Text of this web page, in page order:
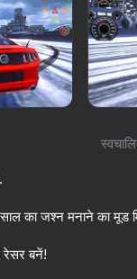
का जश्न मनाने का मूड
रेसर बनें!